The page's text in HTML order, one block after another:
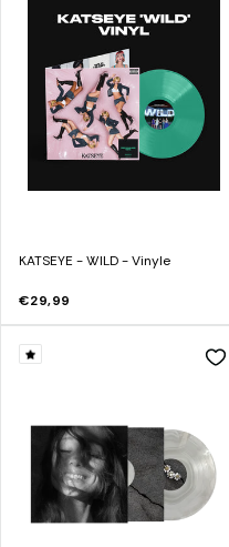
KATSEYE - WILD - Vinyle
€29,99